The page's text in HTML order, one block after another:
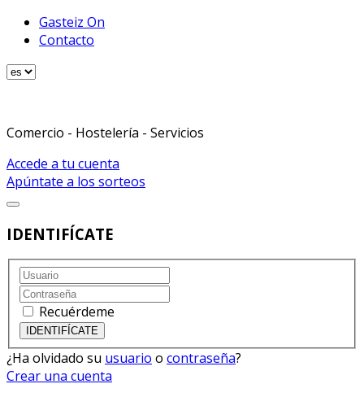
Gasteiz On
Contacto
Comercio - Hostelería - Servicios
Accede a tu cuenta
Apúntate a los sorteos
IDENTIFÍCATE
Recuérdeme
¿Ha olvidado su usuario o contraseña?
Crear una cuenta